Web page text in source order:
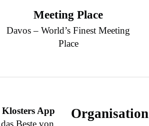
Meeting Place
Davos – World’s Finest Meeting
Place
Klosters App
Beste von
Organisation